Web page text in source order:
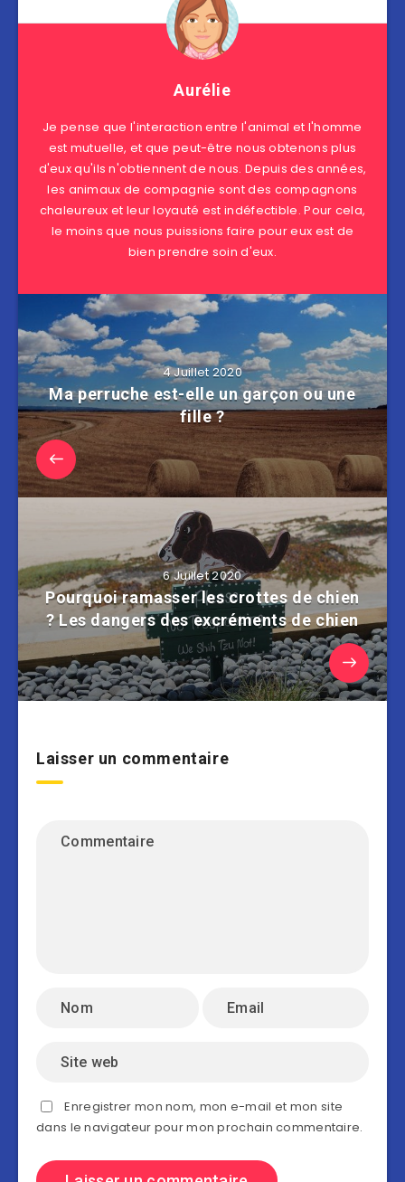
Aurélie
Je pense que l'interaction entre l'animal et l'homme
est mutuelle, et que peut-être nous obtenons plus
d'eux qu'ils n'obtiennent de nous. Depuis des années,
les animaux de compagnie sont des compagnons
chaleureux et leur loyauté est indéfectible. Pour cela,
le moins que nous puissions faire pour eux est de
bien prendre soin d'eux.
4 Juillet 2020
Ma perruche est-elle un garçon ou une
fille ?
6 Juillet 2020
Pourquoi ramasser les crottes de chien
? Les dangers des excréments de chien
Laisser un commentaire
Enregistrer mon nom, mon e-mail et mon site
dans le navigateur pour mon prochain commentaire.